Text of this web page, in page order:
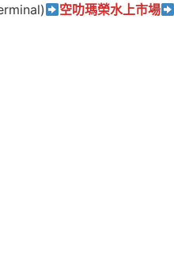
空叻瑪榮水上市場